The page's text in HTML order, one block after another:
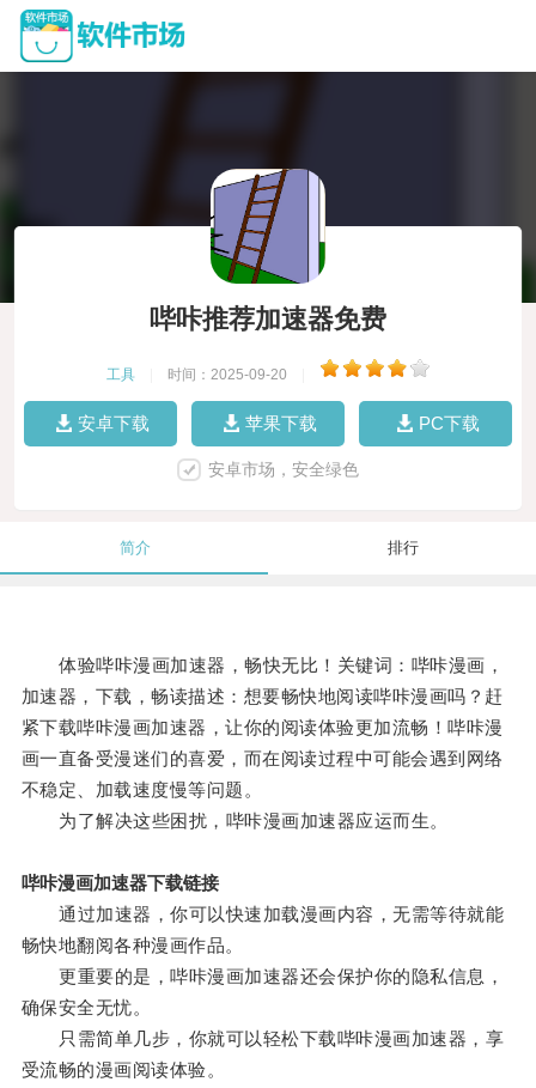
哔咔推荐加速器免费
工具 时间：2025-09-20
安卓下载 苹果下载 PC下载
安卓市场，安全绿色
简介 排行
体验哔咔漫画加速器，畅快无比！关键词：哔咔漫画，
加速器，下载，畅读描述：想要畅快地阅读哔咔漫画吗？赶
紧下载哔咔漫画加速器，让你的阅读体验更加流畅！哔咔漫
画一直备受漫迷们的喜爱，而在阅读过程中可能会遇到网络
不稳定、加载速度慢等问题。
为了解决这些困扰，哔咔漫画加速器应运而生。
哔咔漫画加速器下载链接
通过加速器，你可以快速加载漫画内容，无需等待就能
畅快地翻阅各种漫画作品。
更重要的是，哔咔漫画加速器还会保护你的隐私信息，
确保安全无忧。
只需简单几步，你就可以轻松下载哔咔漫画加速器，享
受流畅的漫画阅读体验。